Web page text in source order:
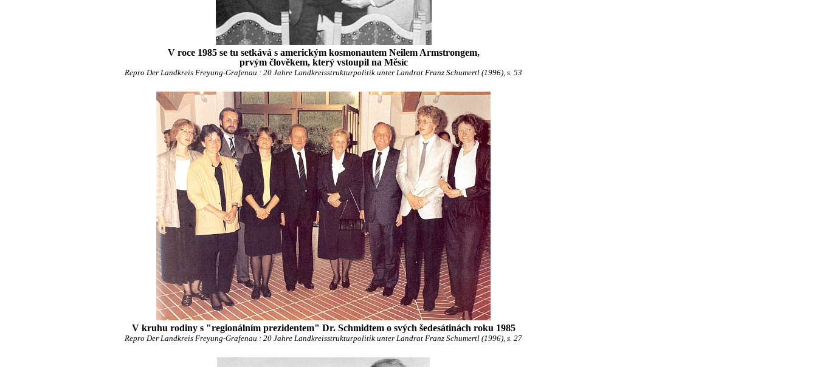
V roce 1985 se tu setkává s americkým kosmonautem Neilem Armstrongem,
prvým člověkem, který vstoupil na Měsíc
Repro Der Landkreis Freyung-Grafenau : 20 Jahre Landkreisstrukturpolitik unter Landrat Franz Schumertl (1996), s. 53
V kruhu rodiny s "regionálním prezidentem" Dr. Schmidtem o svých šedesátinách roku 1985
Repro Der Landkreis Freyung-Grafenau : 20 Jahre Landkreisstrukturpolitik unter Landrat Franz Schumertl (1996), s. 27